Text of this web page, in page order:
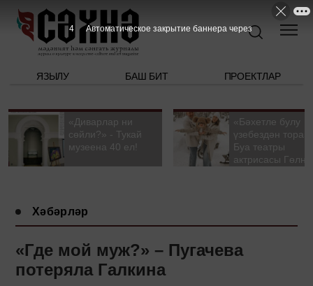
ЯЗЫЛУ БАШ БИТ ПРОЕКТЛАР
«Диварлар ни
сөйли?» - Тукай
музеена 40 ел!
«Бәхетле булу
үзебездән тора».
Буа театры
актрисасы
Хәбәрләр
«Где мой муж?» – Пугачева
потеряла Галкина
3 Автоматическое закрытие баннера через